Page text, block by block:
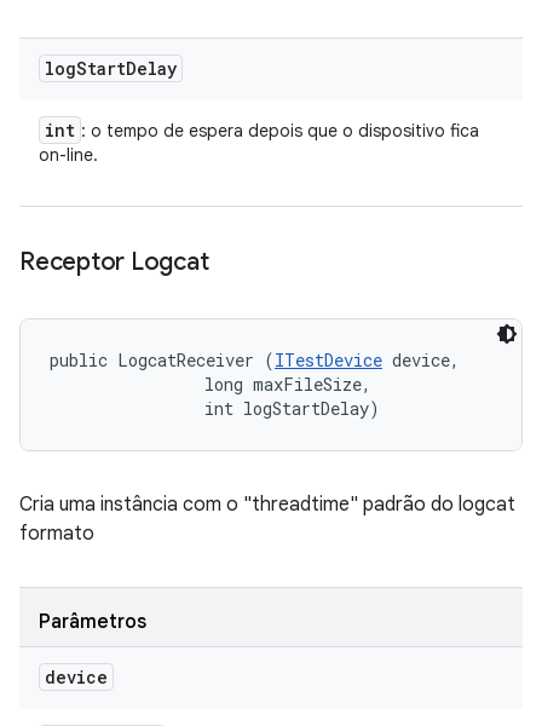
logStartDelay
int : o tempo de espera depois que o dispositivo fica
on-line.
Receptor Logcat
public LogcatReceiver (ITestDevice device,
                long maxFileSize,
                int logStartDelay)
Cria uma instância com o "threadtime" padrão do logcat
formato
Parâmetros
device